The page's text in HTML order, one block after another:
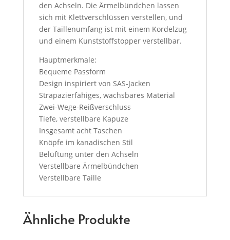
den Achseln. Die Ärmelbündchen lassen
sich mit Klettverschlüssen verstellen, und
der Taillenumfang ist mit einem Kordelzug
und einem Kunststoffstopper verstellbar.
Hauptmerkmale:
Bequeme Passform
Design inspiriert von SAS-Jacken
Strapazierfähiges, wachsbares Material
Zwei-Wege-Reißverschluss
Tiefe, verstellbare Kapuze
Insgesamt acht Taschen
Knöpfe im kanadischen Stil
Belüftung unter den Achseln
Verstellbare Ärmelbündchen
Verstellbare Taille
Ähnliche Produkte